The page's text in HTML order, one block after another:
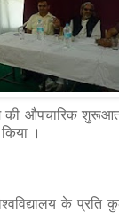
की औपचारिक
किया ।
के प्रति